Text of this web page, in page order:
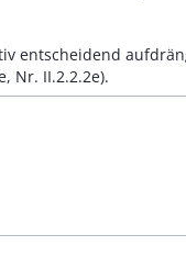
entscheidend
Nr. II.2.2.2e).